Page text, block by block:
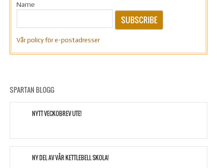
Name
SUBSCRIBE
Vår policy för e-postadresser
SPARTAN BLOGG
NYTT VECKOBREV UTE!
NY DEL AV VÅR KETTLEBELL SKOLA!